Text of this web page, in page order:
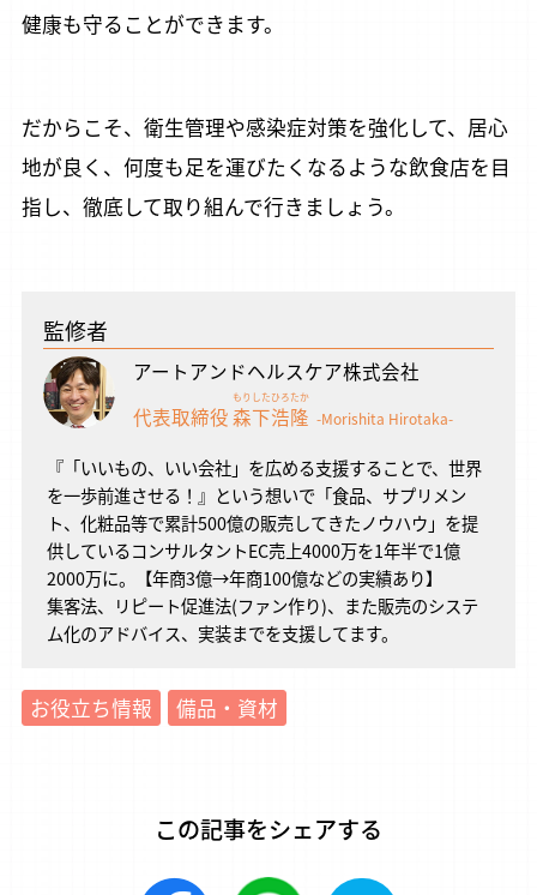
健康も守ることができます。
だからこそ、衛生管理や感染症対策を強化して、居心
地が良く、何度も足を運びたくなるような飲食店を目
指し、徹底して取り組んで行きましょう。
監修者
アートアンドヘルスケア株式会社
代表取締役森下
もりした
浩隆
ひろたか
-Morishita Hirotaka-
『「いいもの、いい会社」を広める支援することで、世界
を一歩前進させる！』という想いで「食品、サプリメン
ト、化粧品等で累計500億の販売してきたノウハウ」を提
供しているコンサルタントEC売上4000万を1年半で1億
2000万に。【年商3億→年商100億などの実績あり】
集客法、リピート促進法(ファン作り)、また販売のシステ
ム化のアドバイス、実装までを支援してます。
お役立ち情報 備品・資材
この記事をシェアする